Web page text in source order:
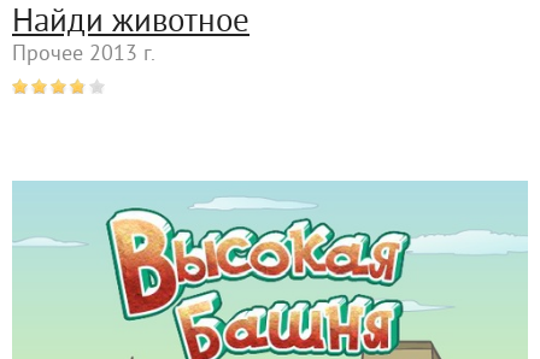
Найди животное
Прочее 2013 г.